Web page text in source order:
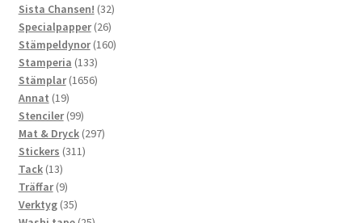
Sista Chansen! 3232
produkter
Specialpapper 2626
produkter
Stämpeldynor 160160
Stamperia 133133
produkter
Stämplar 16561656
Annat 1919
produkter
Stenciler 9999
produkter
Mat & Dryck 297297
Stickers 311311
Tack 1313
produkter
Träffar 99
produkter
Verktyg 3535